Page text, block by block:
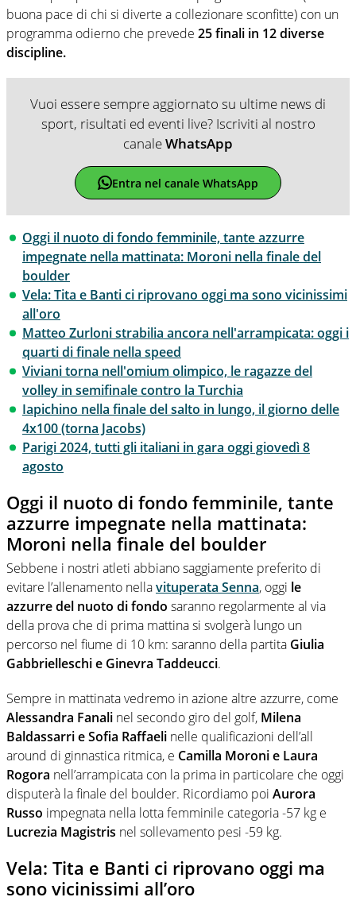
buona pace di chi si diverte a collezionare sconfitte) con un
programma odierno che prevede 25 finali in 12 diverse
discipline.
Vuoi essere sempre aggiornato su ultime news di
sport, risultati ed eventi live? Iscriviti al nostro
canaleWhatsApp
Entra nel canale WhatsApp
Oggi il nuoto di fondo femminile, tante azzurre
impegnate nella mattinata: Moroni nella finale del
boulder
Vela: Tita e Banti ci riprovano oggi ma sono vicinissimi
all'oro
Matteo Zurloni strabilia ancora nell'arrampicata: oggi i
quarti di finale nella speed
Viviani torna nell'omium olimpico, le ragazze del
volley in semifinale contro la Turchia
Iapichino nella finale del salto in lungo, il giorno delle
4x100 (torna Jacobs)
Parigi 2024, tutti gli italiani in gara oggi giovedì 8
agosto
Oggi il nuoto di fondo femminile, tante
azzurre impegnate nella mattinata:
Moroni nella finale del boulder
Sebbene i nostri atleti abbiano saggiamente preferito di
evitare l’allenamento nellavituperata Senna, oggi le
azzurre del nuoto di fondo saranno regolarmente al via
della prova che di prima mattina si svolgerà lungo un
percorso nel fiume di 10 km: saranno della partita Giulia
Gabbrielleschi e Ginevra Taddeucci.
Sempre in mattinata vedremo in azione altre azzurre, come
Alessandra Fanali nel secondo giro del golf, Milena
Baldassarri e Sofia Raffaeli nelle qualificazioni dell’all
around di ginnastica ritmica, e Camilla Moroni e Laura
Rogora nell’arrampicata con la prima in particolare che oggi
disputerà la finale del boulder. Ricordiamo poi Aurora
Russo impegnata nella lotta femminile categoria -57 kg e
Lucrezia Magistris nel sollevamento pesi -59 kg.
Vela: Tita e Banti ci riprovano oggi ma
sono vicinissimi all’oro